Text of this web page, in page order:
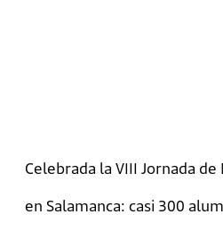
Celebrada la VIII Jornada de
en Salamanca: casi 300